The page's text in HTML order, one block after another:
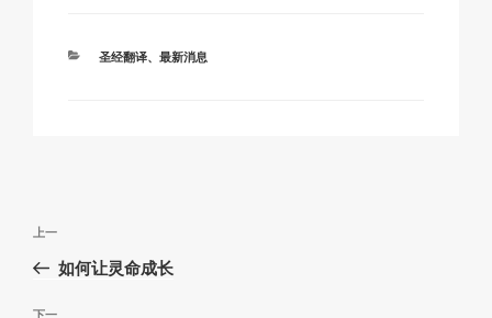
k
分
圣经翻译、 最新消息
文
导
航
上
一
上一
如何让灵命成长
下一